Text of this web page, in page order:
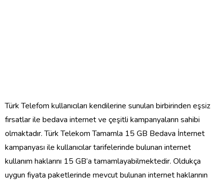
Türk Telefom kullanıcıları kendilerine sunulan birbirinden eşsiz
fırsatlar ile bedava internet ve çeşitli kampanyaların sahibi
olmaktadır. Türk Telekom Tamamla 15 GB Bedava İnternet
kampanyası ile kullanıcılar tarifelerinde bulunan internet
kullanım haklarını 15 GB’a tamamlayabilmektedir. Oldukça
uygun fiyata paketlerinde mevcut bulunan internet haklarının